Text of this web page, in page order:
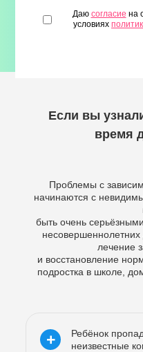
Даю согласие на
условиях
Если вы
время
Проблемы с
начинаются с
быть очень
несовершеннолетних
лечение
и восстановление
подростка в школе,
+
Ребёнок
неизвестные